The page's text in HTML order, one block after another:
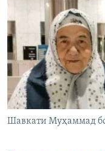
Шавкати Муҳаммад